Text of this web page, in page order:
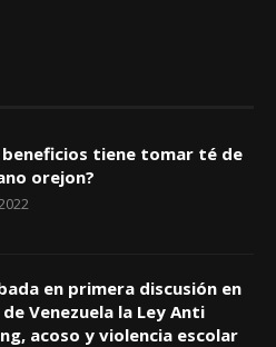
beneficios tiene tomar té de
orejon?
en primera discusión en
de Venezuela la Ley Anti
acoso y violencia escolar